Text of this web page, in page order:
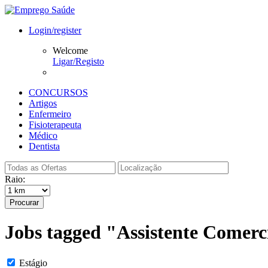
Login/register
Welcome
Ligar/Registo
CONCURSOS
Artigos
Enfermeiro
Fisioterapeuta
Médico
Dentista
Raio:
Procurar
Jobs tagged "Assistente
Estágio